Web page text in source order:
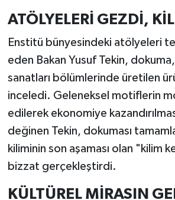
ATÖLYELERİ GEZDİ,
Enstitü bünyesindeki atölyeleri
eden Bakan Yusuf Tekin, dokuma,
sanatları bölümlerinde üretilen
inceledi. Geleneksel motiflerin
edilerek ekonomiye
değinen Tekin, dokuması
kiliminin son aşaması olan "kilim
bizzat gerçekleştirdi.
KÜLTÜREL MİRASIN